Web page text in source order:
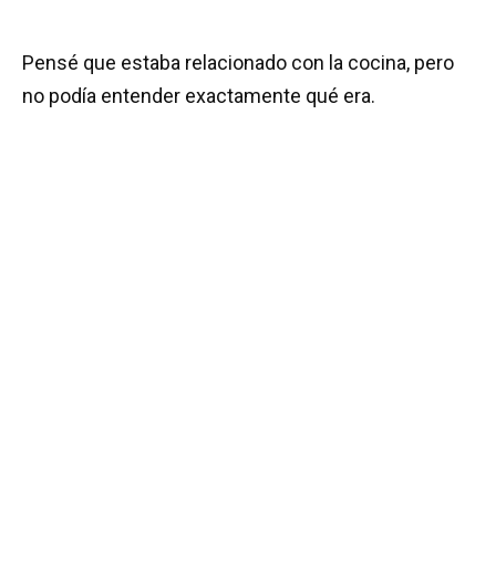
Pensé que estaba relacionado con la cocina, pero
no podía entender exactamente qué era.